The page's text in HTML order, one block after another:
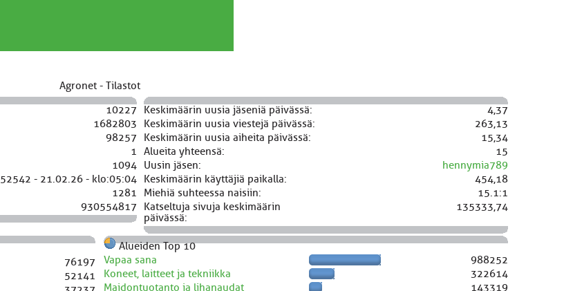
Agronet - Tilastot
10227
1682803
98257
1
1094
52542 - 21.02.26 - klo:05:04
1281
930554817
Keskimäärin uusia jäseniä päivässä:
4,37
Keskimäärin uusia viestejä päivässä:
263,13
Keskimäärin uusia aiheita päivässä:
15,34
Alueita yhteensä:
15
Uusin jäsen:
hennymia789
Keskimäärin käyttäjiä paikalla:
454,18
Miehiä suhteessa naisiin:
15.1:1
Katseltuja sivuja keskimäärin
päivässä:
135333,74
76197
52141
Alueiden Top 10
Vapaa sana
988252
Koneet, laitteet ja tekniikka
322614
Maidontuotanto ja lihanaudat
143319